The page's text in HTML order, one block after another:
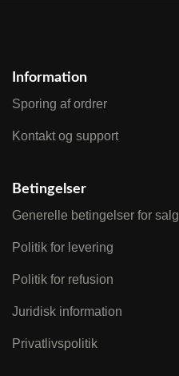
Information
Sporing af ordrer
Kontakt og support
Betingelser
Generelle betingelser for salg
Politik for levering
Politik for refusion
Juridisk information
Privatlivspolitik